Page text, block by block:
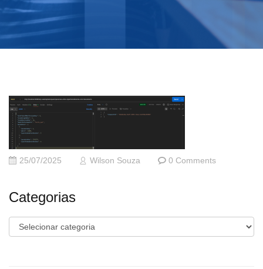
25/07/2025 Wilson Souza 0 Comments
Categorias
Categorias